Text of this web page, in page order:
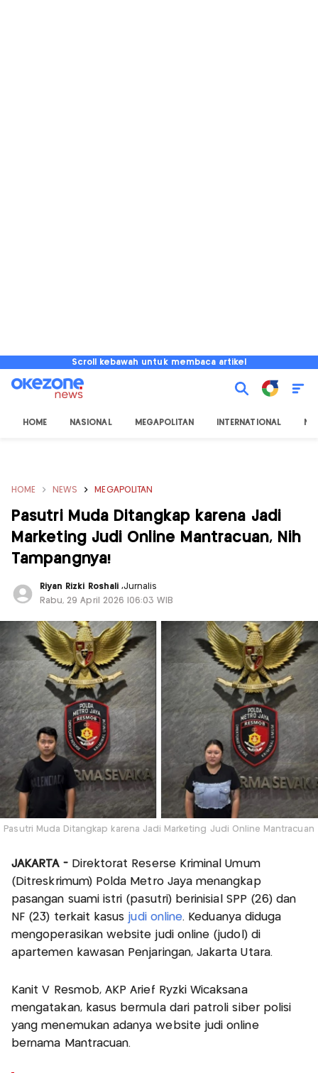
Scroll kebawah untuk membaca artikel
HOME NASIONAL MEGAPOLITAN INTERNATIONAL
HOME NEWS MEGAPOLITAN
Pasutri Muda Ditangkap karena Jadi
Marketing Judi Online Mantracuan, Nih
Tampangnya!
Riyan Rizki Roshali ,Jurnalis
Rabu, 29 April 2026 |06:03 WIB
Pasutri Muda Ditangkap karena Jadi Marketing Judi Online Mantracuan
JAKARTA -Direktorat Reserse Kriminal Umum
(Ditreskrimum) Polda Metro Jaya menangkap
pasangan suami istri (pasutri) berinisial SPP (26) dan
NF (23) terkait kasus judi online. Keduanya diduga
mengoperasikan website judi online (judol) di
apartemen kawasan Penjaringan, Jakarta Utara.
Kanit V Resmob, AKP Arief Ryzki Wicaksana
mengatakan, kasus bermula dari patroli siber polisi
yang menemukan adanya website judi online
bernama Mantracuan.